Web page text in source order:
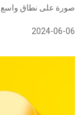
صورة على نطاق واسع
2024-06-06